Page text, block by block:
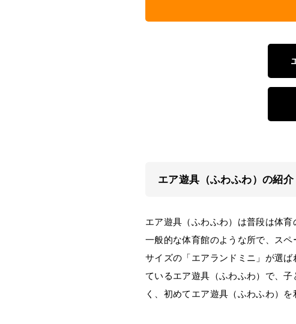
エア遊具（ふわふわ）の紹介
エア遊具（ふわふわ）は普段は体
一般的な体育館のような所で、ス
サイズの「エアランドミニ」が選
ているエア遊具（ふわふわ）で、
く、初めてエア遊具（ふわふわ）